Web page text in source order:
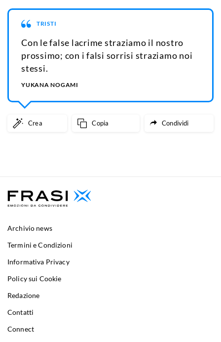
TRISTI
Con le false lacrime straziamo il nostro
prossimo; con i falsi sorrisi straziamo noi
stessi.
YUKANA NOGAMI
Crea Copia Condividi
Archivio news
Termini e Condizioni
Informativa Privacy
Policy sui Cookie
Redazione
Contatti
Connect